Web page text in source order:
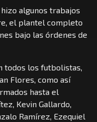
algunos trabajos
el plantel completo
bajo las órdenes de
todos los futbolistas,
Flores, como así
hasta el
Kevin Gallardo,
Ramírez, Ezequiel